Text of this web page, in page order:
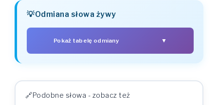
Odmiana słowa żywy
Pokaż tabelę odmiany ▼
żywego żywej żywego
Celownik żywemu żywej
Podobne słowa - zobacz też